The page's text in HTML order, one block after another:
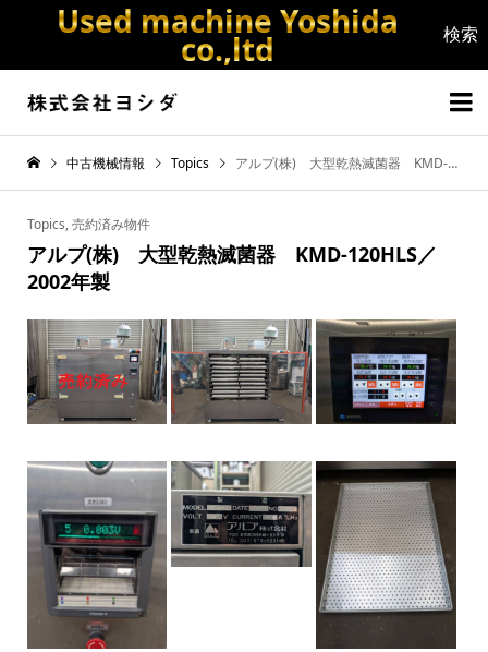
Used machine Yoshida
co.,ltd


中古機械情報 Topics アルプ(株) 大型乾熱滅菌器 KMD-120HLS／2002年製
Topics,売約済み物件
アルプ(株) 大型乾熱滅菌器 KMD-120HLS／
2002年製